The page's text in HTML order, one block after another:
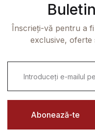
Înscrieți-vă pentru a
exclusive, oferte
i
l
Abonează-te